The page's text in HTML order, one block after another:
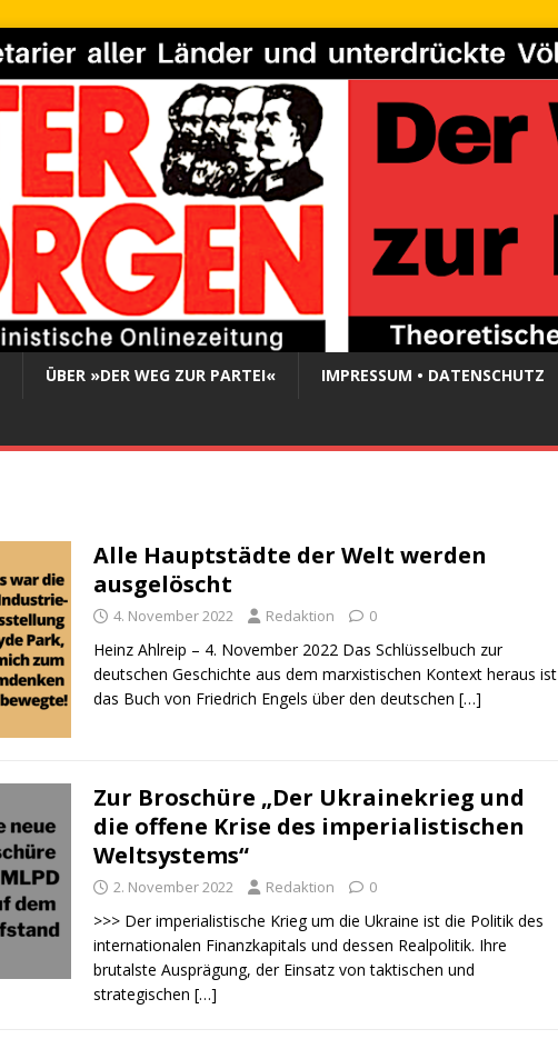
ÜBER »DER WEG ZUR PARTEI« IMPRESSUM • DATENSCHUTZ
Alle Hauptstädte der Welt werden
ausgelöscht
4. November 2022 Redaktion 0
Heinz Ahlreip – 4. November 2022 Das Schlüsselbuch zur
deutschen Geschichte aus dem marxistischen Kontext heraus ist
das Buch von Friedrich Engels über den deutschen […]
Zur Broschüre „Der Ukrainekrieg und
die offene Krise des imperialistischen
Weltsystems“
2. November 2022 Redaktion 0
>>> Der imperialistische Krieg um die Ukraine ist die Politik des
internationalen Finanzkapitals und dessen Realpolitik. Ihre
brutalste Ausprägung, der Einsatz von taktischen und
strategischen […]